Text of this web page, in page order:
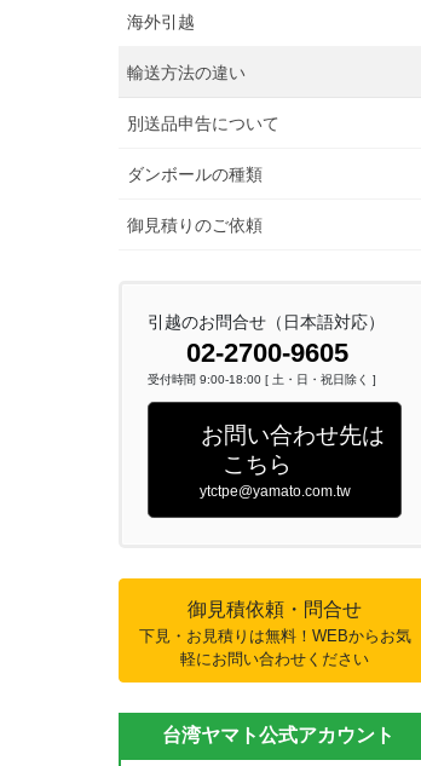
海外引越
輸送方法の違い
別送品申告について
ダンボールの種類
御見積りのご依頼
引越のお問合せ（日本語対応）
02-2700-9605
受付時間 9:00-18:00 [ 土・日・祝日除く ]
お問い合わせ先は
こちら
ytctpe@yamato.com.tw
御見積依頼・問合せ
下見・お見積りは無料！WEBからお気
軽にお問い合わせください
台湾ヤマト公式アカウント